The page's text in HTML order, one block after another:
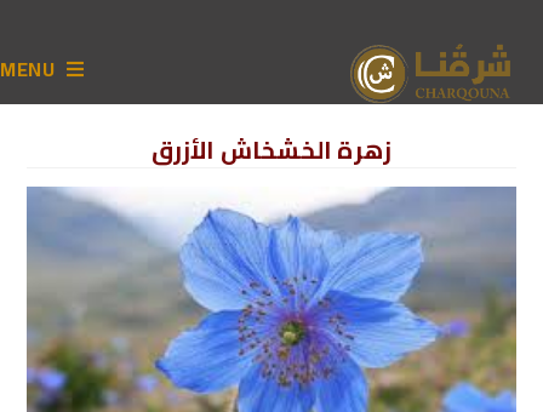
MENU
زهرة الخشخاش الأزرق